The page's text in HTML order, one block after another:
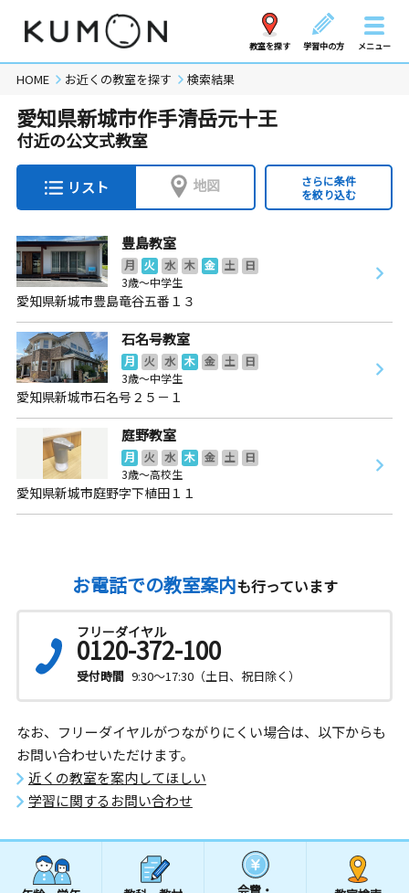
教室を探す 学習中の方 メニュー
HOME お近くの教室を探す 検索結果
愛知県新城市作手清岳元十王
付近の公文式教室
リスト 地図
さらに条件
を絞り込む
豊島教室
月 火 水 木 金 土
日
3歳～中学生
愛知県新城市豊島竜谷五番１３
石名号教室
月 火 水 木 金 土
日
3歳～中学生
愛知県新城市石名号２５－１
庭野教室
月 火 水 木 金 土
日
3歳～高校生
愛知県新城市庭野字下植田１１
お電話での教室案内も行っています
フリーダイヤル
0120-372-100
受付時間 9:30～17:30（土日、祝日除く）
なお、フリーダイヤルがつながりにくい場合は、以下からも
お問い合わせいただけます。
近くの教室を案内してほしい
学習に関するお問い合わせ